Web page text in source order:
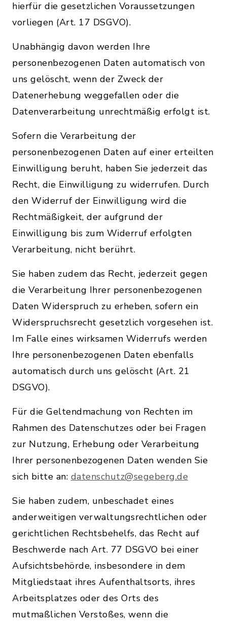
hierfür die gesetzlichen Voraussetzungen
vorliegen (Art. 17 DSGVO).
Unabhängig davon werden Ihre
personenbezogenen Daten automatisch von
uns gelöscht, wenn der Zweck der
Datenerhebung weggefallen oder die
Datenverarbeitung unrechtmäßig erfolgt ist.
Sofern die Verarbeitung der
personenbezogenen Daten auf einer erteilten
Einwilligung beruht, haben Sie jederzeit das
Recht, die Einwilligung zu widerrufen. Durch
den Widerruf der Einwilligung wird die
Rechtmäßigkeit, der aufgrund der
Einwilligung bis zum Widerruf erfolgten
Verarbeitung, nicht berührt.
Sie haben zudem das Recht, jederzeit gegen
die Verarbeitung Ihrer personenbezogenen
Daten Widerspruch zu erheben, sofern ein
Widerspruchsrecht gesetzlich vorgesehen ist.
Im Falle eines wirksamen Widerrufs werden
Ihre personenbezogenen Daten ebenfalls
automatisch durch uns gelöscht (Art. 21
DSGVO).
Für die Geltendmachung von Rechten im
Rahmen des Datenschutzes oder bei Fragen
zur Nutzung, Erhebung oder Verarbeitung
Ihrer personenbezogenen Daten wenden Sie
sich bitte an: datenschutz@segeberg.de
Sie haben zudem, unbeschadet eines
anderweitigen verwaltungsrechtlichen oder
gerichtlichen Rechtsbehelfs, das Recht auf
Beschwerde nach Art. 77 DSGVO bei einer
Aufsichtsbehörde, insbesondere in dem
Mitgliedstaat ihres Aufenthaltsorts, ihres
Arbeitsplatzes oder des Orts des
mutmaßlichen Verstoßes, wenn die